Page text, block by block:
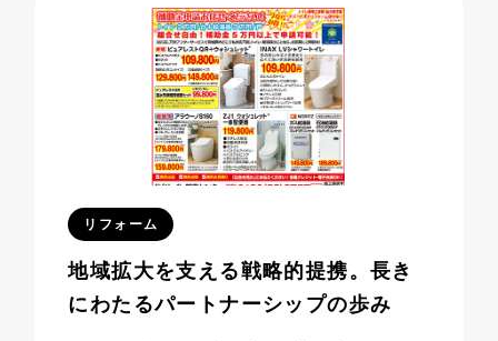
リフォーム
地域拡大を支える戦略的提携。長き
にわたるパートナーシップの歩み